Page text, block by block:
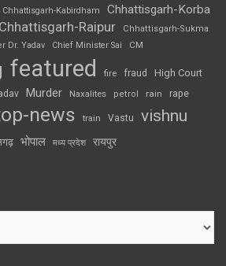
Chhattisgarh-Kabirdham Chhattisgarh-Korba
Chhattisgarh-Raipur
Chhattisgarh-Sukma
Dr. Yadav Chief Minister Sai CM
featured fire fraud High Court
Murder Naxalites petrol rain rape
news train Vastu vishnu
भोपाल मध्य प्रदेश रायपुर